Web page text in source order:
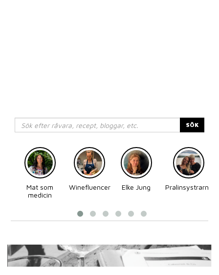
SÖK
Mat som
medicin
Winefluencer Elke Jung
Pralinsystrarna